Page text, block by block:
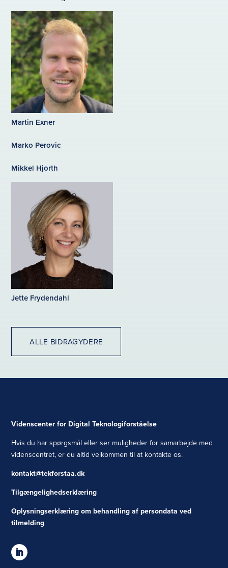
Martin Exner
Marko Perovic
Mikkel Hjorth
Jette Frydendahl
ALLE BIDRAGYDERE
Videnscenter for Digital Teknologiforståelse
Hvis du har spørgsmål eller ser muligheder for samarbejde med
videnscentret, er du altid velkommen til at kontakte os.
kontakt@tekforstaa.dk
Tilgængelighedserklæring
Oplysningserklæring om behandling af persondata ved
tilmelding